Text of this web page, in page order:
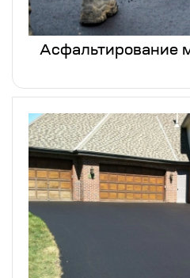
Асфальтирование